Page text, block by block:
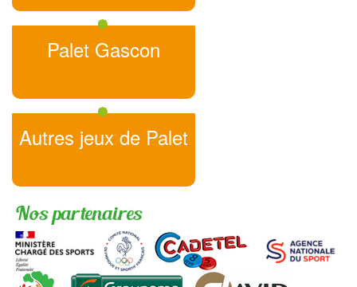
Palet Gascon
Autres jeux de Palet
Nos partenaires